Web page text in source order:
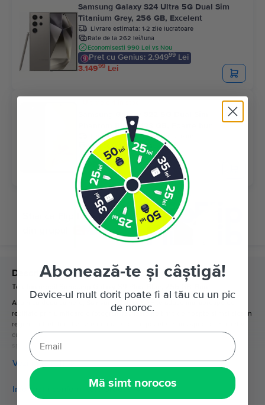
Samsung Galaxy S24 Ultra 5G Dual Sim
Titanium Grey, 256 GB, Excelent
Livrare estimata: 1-2 zile lucratoare
Rate de la 262 lei/luna
Economisesti 990 Lei vs Nou
Pret cu Genius: 2.94999 Lei
3.14999 Lei
Samsung Galaxy S22 5G Dual Sim
Phantom Black, 128 GB, Foarte bun
Livrare estimata: 1-2 zile lucratoare
Rate de la 100 lei/luna
Economisesti 770 Lei vs Nou
1.199 99Lei
Descriere
Telefon mobil Samsung Galaxy S9 Plus, Blue, 256 GB, Bun
Acum cu doua camere, Samsung Galaxy S9 + te aduce mai aproape de
realitate prin uimitoarele fotografii realizate pe timp de noapte si mai ales in
regim portret, functia care iti poate aduce pozele la un aspect comparativ
cu cel al aparatelor de fotografiat. Acest telefon impresioneaza cu
specificatiile lui, fiind unul dintre telefoanele preferate ale utilizatorilor
Samsung.
Vezi mai mult
Informatii conformitate produs
Abonează-te și câștigă!
Device-ul mult dorit poate fi al tău cu un pic
de noroc.
Mă simt norocos